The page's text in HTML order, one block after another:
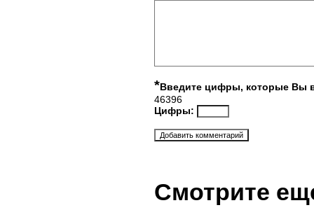
*Введите цифры, которые Вы
46396
Цифры:
Смотрите